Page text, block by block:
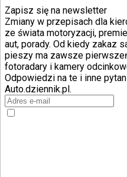
Zapisz się na newsletter
Zmiany w przepisach dla
ze świata motoryzacji,
aut, porady. Od kiedy zakaz
pieszy ma zawsze
fotoradary i kamery
Odpowiedzi na te i inne
Auto.dziennik.pl.